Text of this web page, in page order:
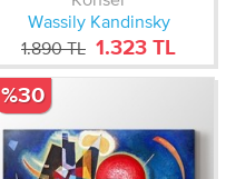
Wassily Kandinsky
1.890 TL 1.323 TL
%30